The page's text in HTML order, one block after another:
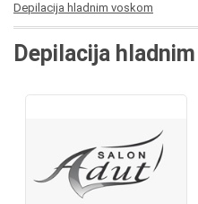
Depilacija hladnim voskom
Depilacija